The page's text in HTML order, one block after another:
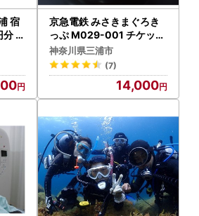
宿
）
ト
京急電鉄 みさきまぐろき
っぷ M029-001 チケット
体験
神奈川県三浦市
(7)
14,000